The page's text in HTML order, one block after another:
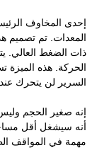
إحدى المخاوف
المعدات. تم تصميم
ذات الضغط العالي.
الحركة. هذه الميزة
السرير لن يتحرك
إنه صغير الحجم
أنه سيشغل أقل
مهمة في المواقف